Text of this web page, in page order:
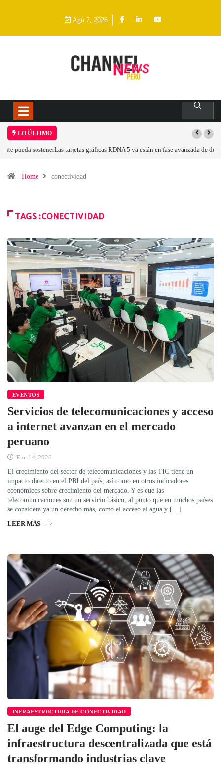
Ago 7, 2026
LO ÚLTIMO
Las tarjetas gráficas RDNA 5 ya están en fase avanzada de desarrollo
Home conectividad
TAGS :CONECTIVIDAD
EVENTOS
Servicios de telecomunicaciones y acceso
a internet avanzan en el mercado
peruano
Ene 14, 2026
El crecimiento del sector de telecomunicaciones y las TIC tiene un
impacto directo en el PBI del país, así como en otros indicadores
económicos sobre crecimiento del mercado. Y es que las
telecomunicaciones son un servicio básico, al punto que en muchos países
se considera ya un derecho más, como el acceso al agua y […]
LEER MÁS
INFRAESTRUCTURA DE CONECTIVIDAD
El auge del Edge Computing: la
infraestructura descentralizada que está
transformando industrias clave